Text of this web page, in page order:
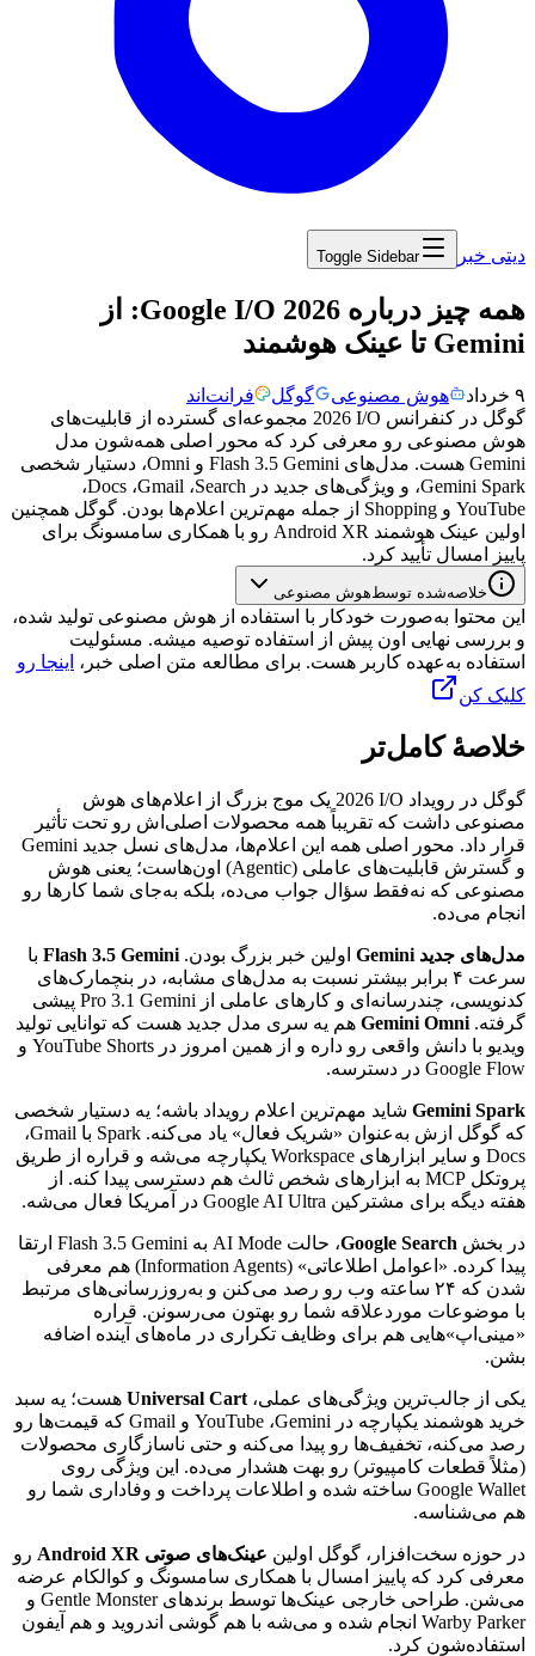
دیتی خبر Toggle Sidebar
‏همه چیز درباره Google I/O 2026: از
Gemini تا عینک هوشمند
۹ خرداد هوش مصنوعی گوگل
فرانت‌اند
گوگل در کنفرانس I/O
2026 مجموعه‌ای گسترده از قابلیت‌های
هوش مصنوعی رو معرفی کرد که محور اصلی همه‌شون مدل
Gemini هست. مدل‌های Gemini
3.5
Flash و Omni، دستیار شخصی
Gemini Spark، و ویژگی‌های جدید در Search، Gmail، Docs،
YouTube و Shopping از جمله مهم‌ترین اعلام‌ها بودن. گوگل همچنین
اولین عینک هوشمند Android XR رو با همکاری سامسونگ برای
پاییز
امسال تأیید کرد.
خلاصه‌شده توسطهوش مصنوعی
این محتوا به‌صورت خودکار با استفاده از هوش مصنوعی تولید شده،
و بررسی نهایی اون پیش از استفاده توصیه میشه. مسئولیت
استفاده به‌عهده کاربر هست. برای مطالعه متن اصلی خبر، اینجا رو
کلیک کن
خلاصهٔ کامل‌تر
گوگل در رویداد I/O
2026 یک موج بزرگ از اعلام‌های هوش
مصنوعی داشت که تقریباً همه محصولات اصلی‌اش رو تحت تأثیر
قرار داد. محور اصلی همه این اعلام‌ها، مدل‌های نسل جدید Gemini
و گسترش قابلیت‌های عاملی (Agentic) اون‌هاست؛ یعنی هوش
مصنوعی که نه‌فقط سؤال جواب می‌ده، بلکه به‌جای شما کارها رو
انجام می‌ده.
مدل‌های جدید Gemini اولین خبر بزرگ بودن. Gemini
3.5
Flash با
سرعت ۴ برابر بیشتر نسبت به مدل‌های مشابه، در بنچمارک‌های
کدنویسی، چندرسانه‌ای و کارهای عاملی از Gemini
3.1
Pro پیشی
گرفته. Gemini Omni هم یه سری مدل جدید هست که توانایی تولید
ویدیو با دانش واقعی رو داره و از همین امروز در YouTube Shorts و
Google Flow در دسترسه.
Gemini Spark شاید مهم‌ترین اعلام رویداد باشه؛ یه دستیار شخصی
که گوگل ازش به‌عنوان «شریک فعال» یاد می‌کنه. Spark با Gmail،
Docs و سایر ابزارهای Workspace یکپارچه می‌شه و قراره از طریق
پروتکل MCP به ابزارهای شخص ثالث هم دسترسی پیدا کنه. از
هفته دیگه برای مشترکین Google AI Ultra در آمریکا فعال می‌شه.
در بخش Google Search، حالت AI Mode به Gemini
3.5
Flash ارتقا
پیدا کرده. «اعوامل اطلاعاتی» (Information Agents) هم معرفی
شدن که ۲۴ ساعته وب رو رصد می‌کنن و به‌روزرسانی‌های مرتبط
با موضوعات موردعلاقه شما رو بهتون می‌رسونن. قراره
«مینی‌اپ»‌هایی هم برای وظایف تکراری در ماه‌های آینده اضافه
بشن.
یکی از جالب‌ترین ویژگی‌های عملی، Universal Cart هست؛ یه سبد
خرید هوشمند یکپارچه در Gemini، YouTube و Gmail که قیمت‌ها رو
رصد می‌کنه، تخفیف‌ها رو پیدا می‌کنه و حتی ناسازگاری محصولات
(مثلاً قطعات کامپیوتر) رو بهت هشدار می‌ده. این ویژگی روی
Google Wallet ساخته شده و اطلاعات پرداخت و وفاداری شما رو
هم می‌شناسه.
در حوزه سخت‌افزار، گوگل اولین عینک‌های صوتی Android XR رو
معرفی کرد که پاییز امسال با همکاری سامسونگ و کوالکام عرضه
می‌شن. طراحی خارجی عینک‌ها توسط برندهای Gentle Monster و
Warby Parker انجام شده و می‌شه با هم گوشی اندروید و هم
آیفون
استفاده‌شون کرد.